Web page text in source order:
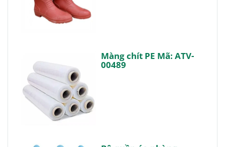
Màng chít PE Mã: ATV-
00489